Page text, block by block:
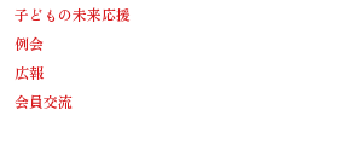
子どもの未来応援
例会
広報
会員交流